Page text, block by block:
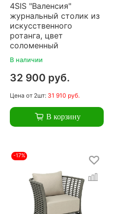
4SIS "Валенсия"
журнальный столик из
искусственного
ротанга, цвет
соломенный
В наличии
32 900 руб.
Цена от 2шт: 31 910 руб.
В корзину
-17%